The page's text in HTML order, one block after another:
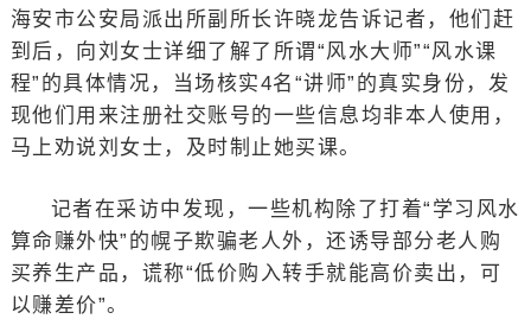
海安市公安局派出所副所长许晓龙告诉记者，他们赶
到后，向刘女士详细了解了所谓“风水大师”“风水课
程”的具体情况，当场核实4名“讲师”的真实身份，发
现他们用来注册社交账号的一些信息均非本人使用，
马上劝说刘女士，及时制止她买课。
记者在采访中发现，一些机构除了打着“学习风水
算命赚外快”的幌子欺骗老人外，还诱导部分老人购
买养生产品，谎称“低价购入转手就能高价卖出，可
以赚差价”。